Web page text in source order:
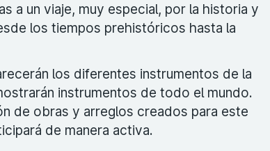
a un viaje, muy especial, por la historia y
los tiempos prehistóricos hasta la
los diferentes instrumentos de la
instrumentos de todo el mundo.
de obras y arreglos creados para este
de manera activa.